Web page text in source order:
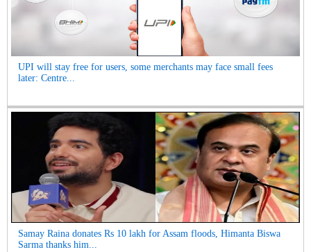
UPI will stay free for users, some merchants may face small fees
later: Centre...
Samay Raina donates Rs 10 lakh for Assam floods, Himanta Biswa
Sarma thanks him...